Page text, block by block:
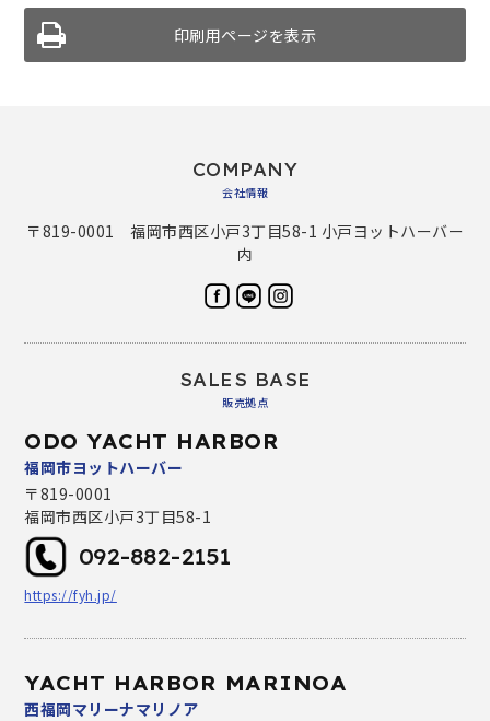
印刷用ページを表示
会社情報
COMPANY
〒819-0001 福岡市西区小戸3丁目58-1 小戸ヨットハーバー
内
販売拠点
SALES BASE
福岡市ヨットハーバー
ODO YACHT HARBOR
〒819-0001
福岡市西区小戸3丁目58-1
092-882-2151
https://fyh.jp/
西福岡マリーナマリノア
YACHT HARBOR MARINOA